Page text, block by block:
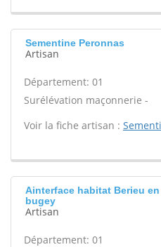
Sementine Peronnas
Artisan
Département: 01
Surélévation maçonnerie -
Voir la fiche artisan :
Ainterface habitat Berieu
bugey
Artisan
Département: 01